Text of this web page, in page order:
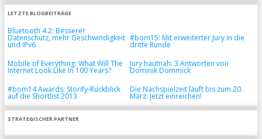
LETZTE BLOGBEITRÄGE
Bluetooth 4.2: Besserer
Datenschutz, mehr Geschwindigkeit
und IPv6
#bom15: Mit erweiterter Jury in die
dritte Runde
Mobile of Everything: What Will The
Internet Look Like In 100 Years?
Jury hautnah: 3 Antworten von
Dominik Dommick
#bom14 Awards: Storify-Rückblick
auf die Shortlist 2013
Die Nachspielzeit läuft bis zum 20.
März: Jetzt einreichen!
STRATEGISCHER PARTNER